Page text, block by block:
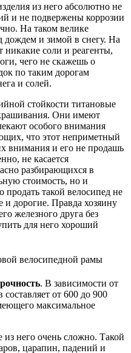
из него абсолютно не
и не подвержены коррозии
На таком велике
дождем и зимой в снегу. На
никакие соли и реагенты,
чего не скажешь о
по таким дорогам
и солей.
стойкости титановые
Они имеют
особого внимания
что этот неприметный
внимания и его не продашь
не касается
разбирающихся в
стоимость, но и
такой велосипед не
дорогие. Правда хозяину
железного друга без
для него хороший
. В зависимости от
от 600 до 900
максимальное
из него очень сложно. Такой
царапин, падений и